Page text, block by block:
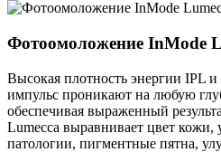
Фотоомоложение InMode
Высокая плотность энергии IPL
импульс проникают на любую
обеспечивая выраженный
Lumecca выравнивает цвет кожи,
патологии, пигментные пятна,